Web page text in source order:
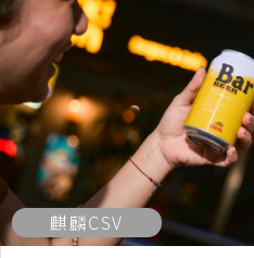
麒麟CSV